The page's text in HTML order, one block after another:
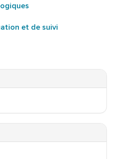
et de suivi